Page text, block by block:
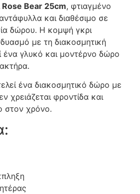
Rose Bear 25cm, φτιαγμένο
και διαθέσιμο σε
δώρου. Η κομψή γκρι
με τη διακοσμητική
ένα γλυκό και μοντέρνο δώρο
ένα διακοσμητικό δώρο με
χρειάζεται φροντίδα και
στον χρόνο.